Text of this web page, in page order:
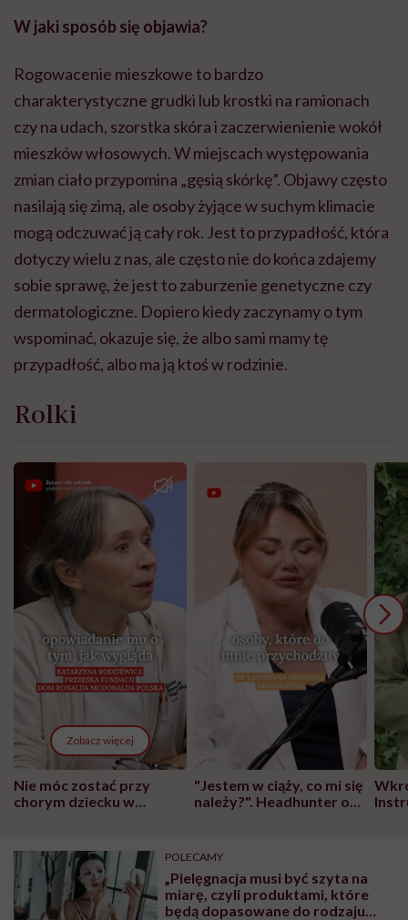
W jaki sposób się objawia?
Rogowacenie mieszkowe to bardzo
charakterystyczne grudki lub krostki na ramionach
czy na udach, szorstka skóra i zaczerwienienie wokół
mieszków włosowych. W miejscach występowania
zmian ciało przypomina „gęsią skórkę”. Objawy często
nasilają się zimą, ale osoby żyjące w suchym klimacie
mogą odczuwać ją cały rok. Jest to przypadłość, która
dotyczy wielu z nas, ale często nie do końca zdajemy
sobie sprawę, że jest to zaburzenie genetyczne czy
dermatologiczne. Dopiero kiedy zaczynamy o tym
wspominać, okazuje się, że albo sami mamy tę
przypadłość, albo ma ją ktoś w rodzinie.
Rolki
Zobacz więcej
Nie móc zostać przy
chorym dziecku w
może chyba tylko
głupota i brak
wyobraźni"
"Jestem w ciąży, co mi się
należy?". Headhunter o
pracy
POLECAMY
„Pielęgnacja musi być szyta na
miarę, czyli produktami, które
będą dopasowane do rodzaju